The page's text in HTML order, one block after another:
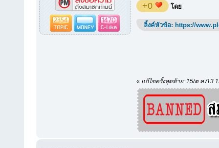
2354 1470
+0 โดย
ลิ้งค์หัวข้อ: https://
« แก้ไขครั้งสุดท้าย: 15/ต.ค./13